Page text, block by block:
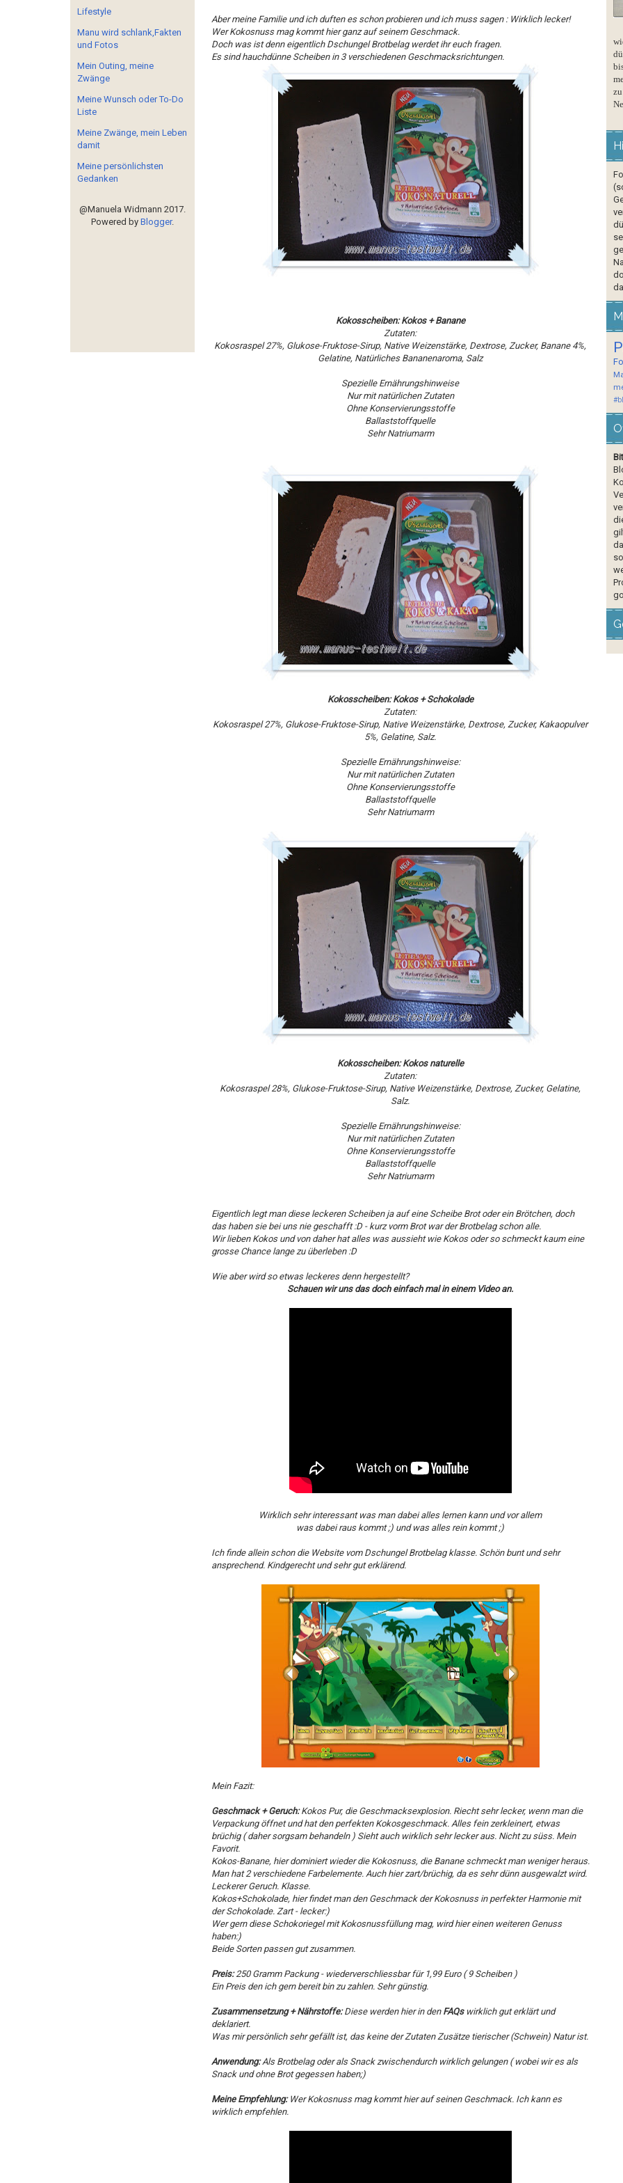
Aber meine Familie und ich duften es schon probieren und ich muss sagen : Wirklich lecker!
Wer Kokosnuss mag kommt hier ganz auf seinem Geschmack.
Doch was ist denn eigentlich Dschungel Brotbelag werdet ihr euch fragen.
Es sind hauchdünne Scheiben in 3 verschiedenen Geschmacksrichtungen.
Kokosscheiben: Kokos + Banane
Zutaten:
Kokosraspel 27%, Glukose-Fruktose-Sirup, Native Weizenstärke, Dextrose, Zucker, Banane 4%,
Gelatine, Natürliches Bananenaroma, Salz
Spezielle Ernährungshinweise
Nur mit natürlichen Zutaten
Ohne Konservierungsstoffe
Ballaststoffquelle
Sehr Natriumarm
Kokosscheiben: Kokos + Schokolade
Zutaten:
Kokosraspel 27%, Glukose-Fruktose-Sirup, Native Weizenstärke, Dextrose, Zucker, Kakaopulver
5%, Gelatine, Salz.
Spezielle Ernährungshinweise:
Nur mit natürlichen Zutaten
Ohne Konservierungsstoffe
Ballaststoffquelle
Sehr Natriumarm
Kokosscheiben: Kokos naturelle
Zutaten:
Kokosraspel 28%, Glukose-Fruktose-Sirup, Native Weizenstärke, Dextrose, Zucker, Gelatine,
Salz.
Spezielle Ernährungshinweise:
Nur mit natürlichen Zutaten
Ohne Konservierungsstoffe
Ballaststoffquelle
Sehr Natriumarm
Eigentlich legt man diese leckeren Scheiben ja auf eine Scheibe Brot oder ein Brötchen, doch
das haben sie bei uns nie geschafft :D - kurz vorm Brot war der Brotbelag schon alle.
Wir lieben Kokos und von daher hat alles was aussieht wie Kokos oder so schmeckt kaum eine
grosse Chance lange zu überleben :D
Wie aber wird so etwas leckeres denn hergestellt?
Schauen wir uns das doch einfach mal in einem Video an.
Wirklich sehr interessant was man dabei alles lernen kann und vor allem
was dabei raus kommt ;) und was alles rein kommt ;)
Ich finde allein schon die Website vom Dschungel Brotbelag klasse. Schön bunt und sehr
ansprechend. Kindgerecht und sehr gut erklärend.
Mein Fazit:
Geschmack + Geruch:Kokos Pur, die Geschmacksexplosion. Riecht sehr lecker, wenn man die
Verpackung öffnet und hat den perfekten Kokosgeschmack. Alles fein zerkleinert, etwas
brüchig ( daher sorgsam behandeln ) Sieht auch wirklich sehr lecker aus. Nicht zu süss. Mein
Favorit.
Kokos-Banane, hier dominiert wieder die Kokosnuss, die Banane schmeckt man weniger heraus.
Man hat 2 verschiedene Farbelemente. Auch hier zart/brüchig, da es sehr dünn ausgewalzt wird.
Leckerer Geruch. Klasse.
Kokos+Schokolade, hier findet man den Geschmack der Kokosnuss in perfekter Harmonie mit
der Schokolade. Zart - lecker:)
Wer gern diese Schokoriegel mit Kokosnussfüllung mag, wird hier einen weiteren Genuss
haben:)
Beide Sorten passen gut zusammen.
Preis:250 Gramm Packung - wiederverschliessbar für 1,99 Euro ( 9 Scheiben )
Ein Preis den ich gern bereit bin zu zahlen. Sehr günstig.
Zusammensetzung + Nährstoffe:Diese werden hier in den FAQswirklich gut erklärt und
deklariert.
Was mir persönlich sehr gefällt ist, das keine der Zutaten Zusätze tierischer (Schwein) Natur ist.
Anwendung:Als Brotbelag oder als Snack zwischendurch wirklich gelungen ( wobei wir es als
Snack und ohne Brot gegessen haben;)
Meine Empfehlung: Wer Kokosnuss mag kommt hier auf seinen Geschmack. Ich kann es
wirklich empfehlen.
Lifestyle
Manu wird schlank,Fakten
und Fotos
Mein Outing, meine
Zwänge
Meine Wunsch oder To-Do
Liste
Meine Zwänge, mein Leben
damit
Meine persönlichsten
Gedanken
@Manuela Widmann 2017.
Powered by Blogger.